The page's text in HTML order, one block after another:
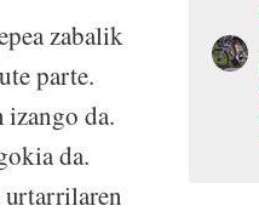
zabalik
parte.
izango da.
da.
urtarrilaren